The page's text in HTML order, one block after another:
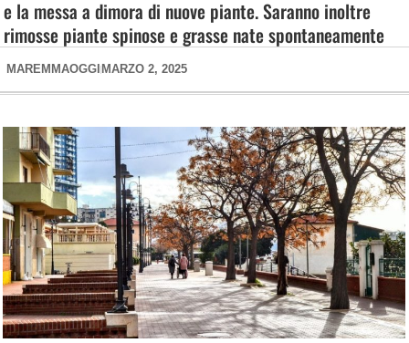
e la messa a dimora di nuove piante. Saranno inoltre
rimosse piante spinose e grasse nate spontaneamente
MAREMMAOGGI MARZO 2, 2025